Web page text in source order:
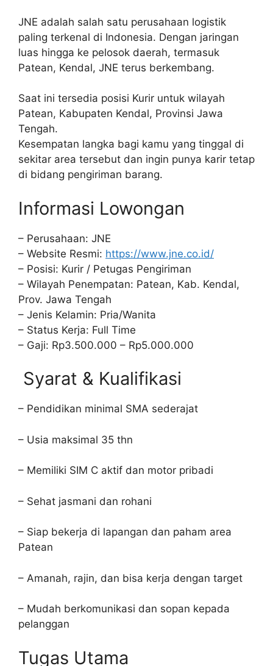
JNE adalah salah satu perusahaan logistik
paling terkenal di Indonesia. Dengan jaringan
luas hingga ke pelosok daerah, termasuk
Patean, Kendal, JNE terus berkembang.
Saat ini tersedia posisi Kurir untuk wilayah
Patean, Kabupaten Kendal, Provinsi Jawa
Tengah.
Kesempatan langka bagi kamu yang tinggal di
sekitar area tersebut dan ingin punya karir tetap
di bidang pengiriman barang.
Informasi Lowongan
– Perusahaan: JNE
– Website Resmi: https://www.jne.co.id/
– Posisi: Kurir / Petugas Pengiriman
– Wilayah Penempatan: Patean, Kab. Kendal,
Prov. Jawa Tengah
– Jenis Kelamin: Pria/Wanita
– Status Kerja: Full Time
– Gaji: Rp3.500.000 – Rp5.000.000
Syarat & Kualifikasi
– Pendidikan minimal SMA sederajat
– Usia maksimal 35 thn
– Memiliki SIM C aktif dan motor pribadi
– Sehat jasmani dan rohani
– Siap bekerja di lapangan dan paham area
Patean
– Amanah, rajin, dan bisa kerja dengan target
– Mudah berkomunikasi dan sopan kepada
pelanggan
Tugas Utama